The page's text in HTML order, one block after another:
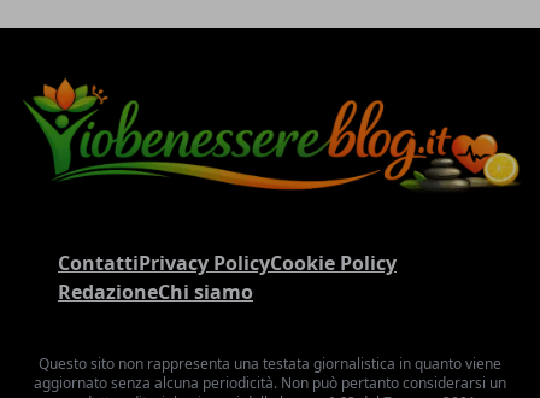
ContattiPrivacy PolicyCookie Policy
RedazioneChi siamo
Questo sito non rappresenta una testata giornalistica in quanto viene
aggiornato senza alcuna periodicità. Non può pertanto considerarsi un